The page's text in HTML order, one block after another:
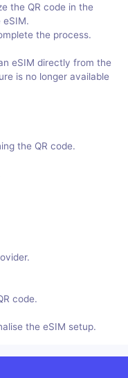
the QR code in the
the process.
eSIM directly from the
is no longer available
the QR code.
code.
the eSIM setup.